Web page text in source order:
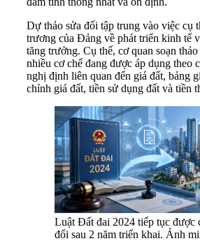
Dự thảo sửa đổi tập trung vào việc cụ
trương của Đảng về phát triển kinh tế
tăng trưởng. Cụ thể, cơ quan soạn
nhiều cơ chế đang được áp dụng theo
nghị định liên quan đến giá đất, bảng
chỉnh giá đất, tiền sử dụng đất và tiền
Luật Đất đai 2024 tiếp tục được
đổi sau 2 năm triển khai. Ảnh